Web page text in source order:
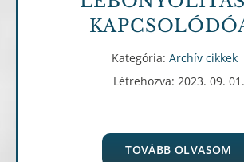
Kategória: Archív cikkek
Létrehozva: 2023. 09. 01.
TOVÁBB OLVASOM